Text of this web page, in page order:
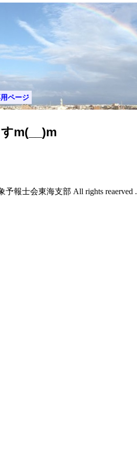
ページ
m(__)m
報士会東海支部 All rights reaerved .